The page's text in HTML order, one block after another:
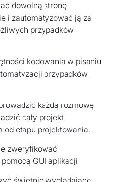
dowolną stronę
i zautomatyzować ją za
przypadków
kodowania w pisaniu
przypadków
każdą rozmowę
cały projekt
od etapu projektowania.
zweryfikować
GUI aplikacji
świetnie wyglądające